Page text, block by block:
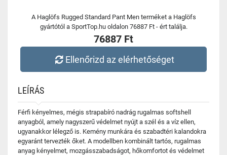
A Haglöfs Rugged Standard Pant Men terméket a Haglöfs
gyártótól a SportTop.hu oldalon 76887 Ft - ért találja.
76887 Ft
Ellenőrizd az elérhetőséget
LEÍRÁS
Férfi kényelmes, mégis strapabíró nadrág rugalmas softshell
anyagból, amely nagyszerű védelmet nyújt a szél és a víz ellen,
ugyanakkor lélegző is. Kemény munkára és szabadtéri kalandokra
egyaránt tervezték őket. A modellben kombinált tartós, rugalmas
anyag kényelmet, mozgásszabadságot, hőkomfortot és védelmet